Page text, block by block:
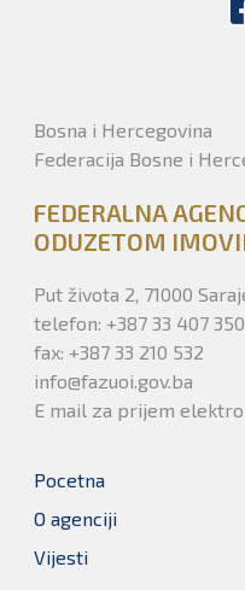
Bosna i Hercegovina
Federacija Bosne i
FEDERALNA
ODUZETOM
Put života 2, 71000
telefon: +387 33 407 350
fax: +387 33 210 532
info@fazuoi.gov.ba
E mail za prijem
Pocetna
O agenciji
Vijesti